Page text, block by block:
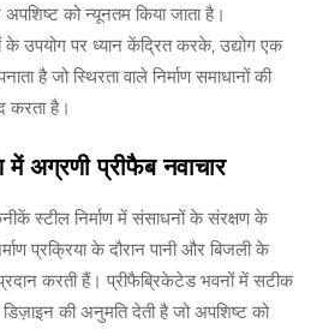
को न्यूनतम किया जाता है।
के उपयोग पर ध्यान केंद्रित करके, उद्योग एक
है जो स्थिरता वाले निर्माण समाधानों की
करता है।
अग्रणी प्रीफैब नवाचार
स्टील निर्माण में संसाधनों के संरक्षण के
प्रक्रिया के दौरान पानी और बिजली के
करती हैं। प्रीफैब्रिकेटेड भवनों में सटीक
की अनुमति देती है जो अपशिष्ट को